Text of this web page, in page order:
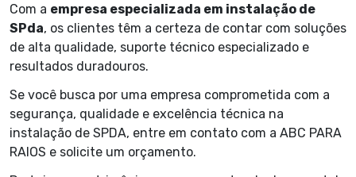
Com a empresa especializada em instalação de
SPda, os clientes têm a certeza de contar com soluções
de alta qualidade, suporte técnico especializado e
resultados duradouros.
Se você busca por uma empresa comprometida com a
segurança, qualidade e excelência técnica na
instalação de SPDA, entre em contato com a ABC PARA
RAIOS e solicite um orçamento.